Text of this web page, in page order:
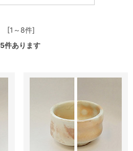
[1～8件]
件あります